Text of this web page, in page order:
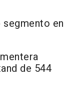
en
de 544